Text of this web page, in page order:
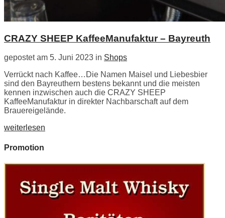
CRAZY SHEEP KaffeeManufaktur – Bayreuth
gepostet am 5. Juni 2023 in Shops
Verrückt nach Kaffee…Die Namen Maisel und Liebesbier
sind den Bayreuthern bestens bekannt und die meisten
kennen inzwischen auch die CRAZY SHEEP
KaffeeManufaktur in direkter Nachbarschaft auf dem
Brauereigelände.
weiterlesen
Promotion